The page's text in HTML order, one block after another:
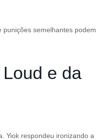
semelhantes podem
e da
Yiok respondeu ironizando a